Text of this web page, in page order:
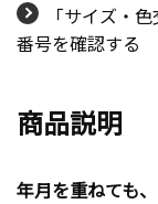
「サイズ・
番号を確認する
商品説明
年月を重ねても